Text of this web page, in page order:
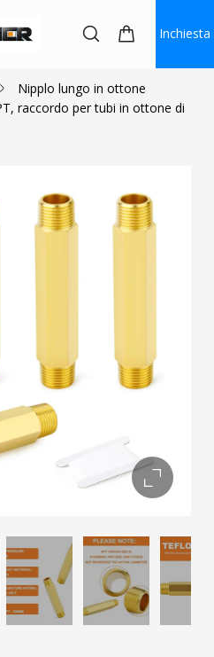
Inchiesta
Nipplo lungo in ottone
raccordo per tubi in ottone di